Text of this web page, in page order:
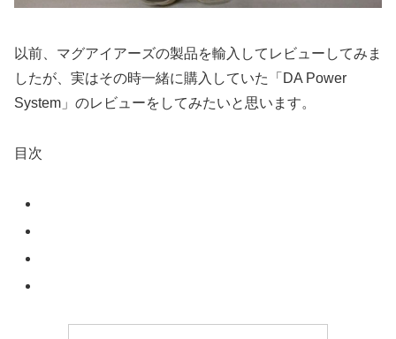
以前、マグアイアーズの製品を輸入してレビューしてみま
したが、実はその時一緒に購入していた「DA Power
System」のレビューをしてみたいと思います。
目次